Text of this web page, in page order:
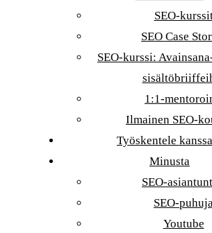
SEO-
SEO Case
SEO-kurssi:
1:1-
Ilmainen SEO-
Työskentele
Minusta
SEO-
SEO-puhuja
Youtube